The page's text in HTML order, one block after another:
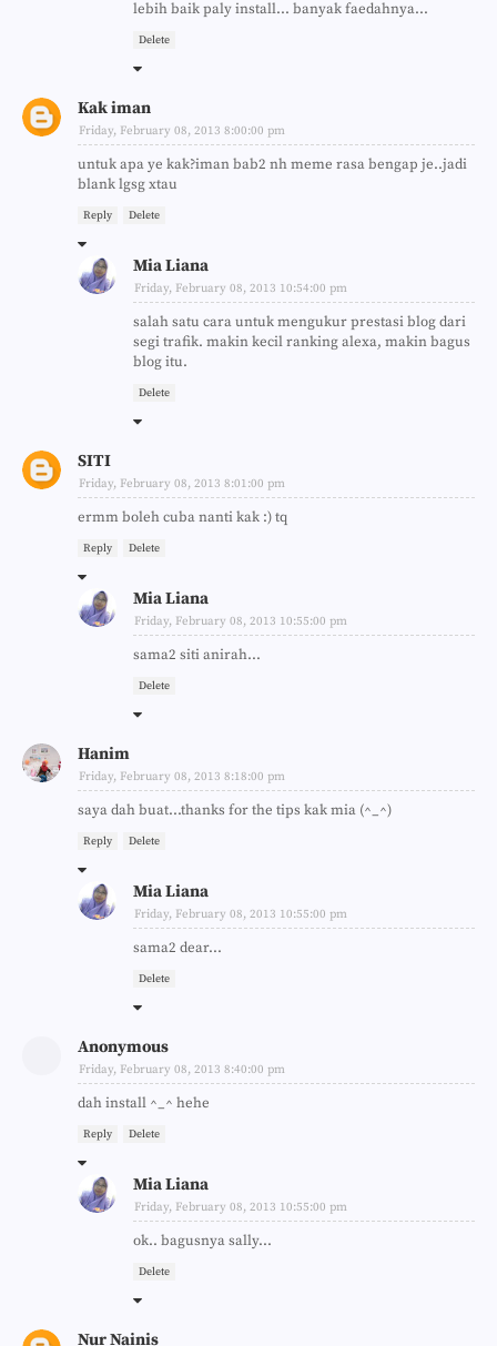
lebih baik paly install... banyak faedahnya...
Delete
Kak iman
Friday, February 08, 2013 8:00:00 pm
untuk apa ye kak?iman bab2 nh meme rasa bengap je..jadi
blank lgsg xtau
Reply Delete
Mia Liana
Friday, February 08, 2013 10:54:00 pm
salah satu cara untuk mengukur prestasi blog dari
segi trafik. makin kecil ranking alexa, makin bagus
blog itu.
Delete
SITI
Friday, February 08, 2013 8:01:00 pm
ermm boleh cuba nanti kak :) tq
Reply Delete
Mia Liana
Friday, February 08, 2013 10:55:00 pm
sama2 siti anirah...
Delete
Hanim
Friday, February 08, 2013 8:18:00 pm
saya dah buat...thanks for the tips kak mia (^_^)
Reply Delete
Mia Liana
Friday, February 08, 2013 10:55:00 pm
sama2 dear...
Delete
Anonymous
Friday, February 08, 2013 8:40:00 pm
dah install ^_^ hehe
Reply Delete
Mia Liana
Friday, February 08, 2013 10:55:00 pm
ok.. bagusnya sally...
Delete
Nur Nainis